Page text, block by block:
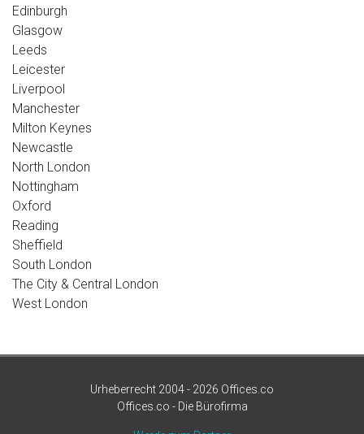
Edinburgh
Glasgow
Leeds
Leicester
Liverpool
Manchester
Milton Keynes
Newcastle
North London
Nottingham
Oxford
Reading
Sheffield
South London
The City & Central London
West London
Urheberrecht 2004 - 2026 Offices.co
Offices.co - Die Bürofirma